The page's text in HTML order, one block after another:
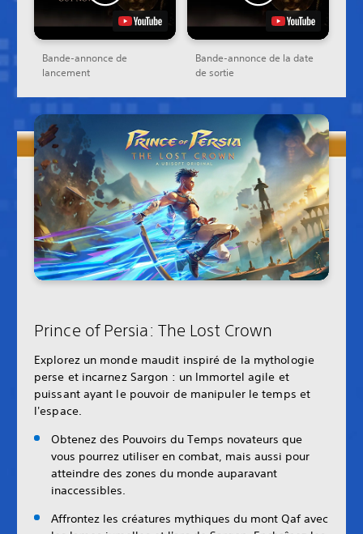
Bande-annonce de
lancement
Bande-annonce de la date
de sortie
Prince of Persia: The Lost Crown
Explorez un monde maudit inspiré de la mythologie
perse et incarnez Sargon : un Immortel agile et
puissant ayant le pouvoir de manipuler le temps et
l'espace.
Obtenez des Pouvoirs du Temps novateurs que
vous pourrez utiliser en combat, mais aussi pour
atteindre des zones du monde auparavant
inaccessibles.
Affrontez les créatures mythiques du mont Qaf avec